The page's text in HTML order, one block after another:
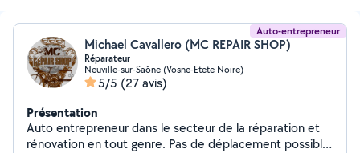
Auto-entrepreneur
Michael Cavallero (MC REPAIR SHOP)
Réparateur
Neuville-sur-Saône (Vosne-Etete Noire)
5/5 (27 avis)
Présentation
Auto entrepreneur dans le secteur de la réparation et
rénovation en tout genre. Pas de déplacement possible